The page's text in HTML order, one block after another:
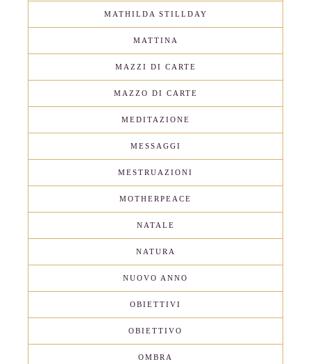
MATHILDA STILLDAY
MATTINA
MAZZI DI CARTE
MAZZO DI CARTE
MEDITAZIONE
MESSAGGI
MESTRUAZIONI
MOTHERPEACE
NATALE
NATURA
NUOVO ANNO
OBIETTIVI
OBIETTIVO
OMBRA